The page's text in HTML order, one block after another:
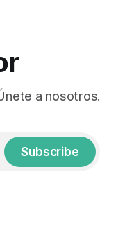
a nosotros.
Subscribe